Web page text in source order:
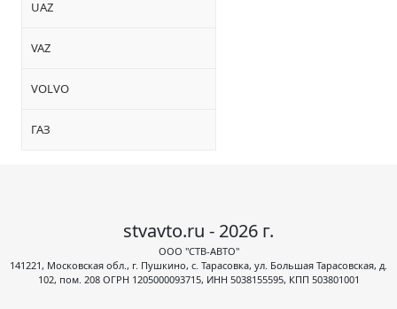
UAZ
VAZ
VOLVO
ГАЗ
stvavto.ru - 2026 г.
ООО "СТВ-АВТО"
141221, Московская обл., г. Пушкино, с. Тарасовка, ул. Большая Тарасовская, д.
102, пом. 208 ОГРН 1205000093715, ИНН 5038155595, КПП 503801001